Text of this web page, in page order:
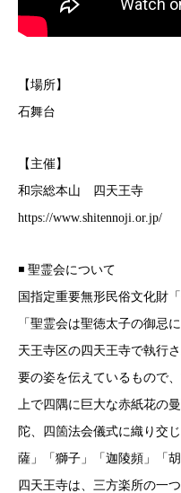
【場所】
石舞台
【主催】
和宗総本山 四天王寺
https://www.shitennoji.or.jp/
◾️ 聖霊会について
国指定重要無形民俗文化財
「聖霊会は聖徳太子の御忌
天王寺区の四天王寺で執行
要の姿を伝えているもので
上で四隅に巨大な赤紙花の
陀、四箇法会儀式に織り交
薩」「獅子」「迦陵頻」「
四天王寺は、三方楽所の一